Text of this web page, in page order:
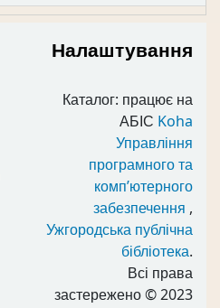
Налаштування
Каталог: працює на
АБІС Koha
Управління
програмного та
комп’ютерного
забезпечення ,
Ужгородська публічна
бібліотека.
Всі права
застережено© 2023